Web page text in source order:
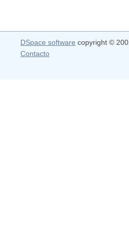
DSpace software copyright ©
Contacto